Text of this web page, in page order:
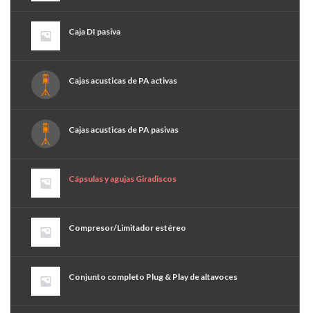
Caja DI pasiva
Cajas acusticas de PA activas
Cajas acusticas de PA pasivas
Cápsulas y agujas Giradiscos
Compresor/Limitador estéreo
Conjunto completo Plug & Play de altavoces